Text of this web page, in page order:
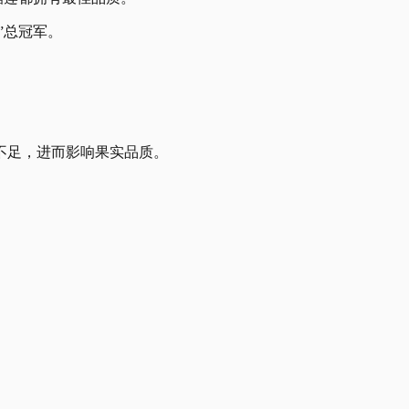
冠军。
，进而影响果实品质。